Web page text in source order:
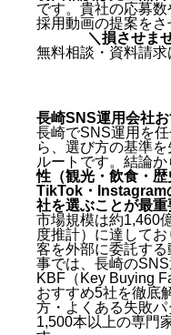
です。貴社の応募
採用動画の提案をさ
＼損させま
無料相談・資料請求
長崎SNS運用会社お
長崎でSNS運用を
ら、選び方の基準
ルートです。結論か
性（観光・飲食・歴
TikTok・Instagram
社を選ぶことが最重
市場規模は約1,460
度推計）に達して
客を外部に委託す
事では、長崎の
KBF（Key Buying
おすすめ5社を徹底
方・よくある失敗
1,500本以上の専門